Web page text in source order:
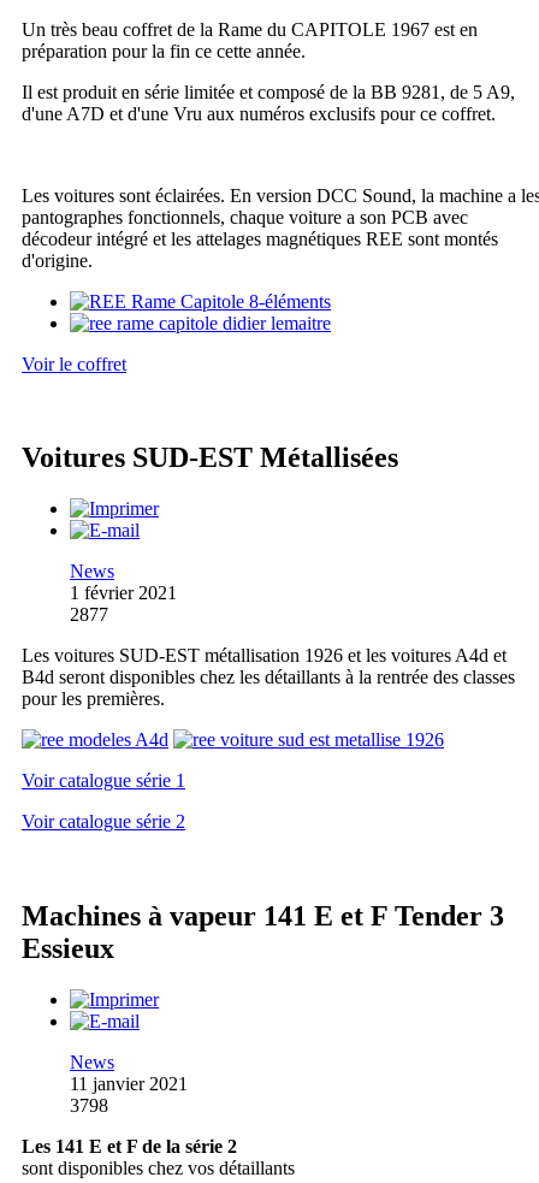
Un très beau coffret de la Rame du CAPITOLE 1967 est en
préparation pour la fin ce cette année.
Il est produit en série limitée et composé de la BB 9281, de 5 A9,
d'une A7D et d'une Vru aux numéros exclusifs pour ce coffret.
Les voitures sont éclairées. En version DCC Sound, la machine a
pantographes fonctionnels, chaque voiture a son PCB avec
décodeur intégré et les attelages magnétiques REE sont montés
d'origine.
Voir le coffret
Voitures SUD-EST Métallisées
News
1 février 2021
2877
Les voitures SUD-EST métallisation 1926 et les voitures A4d et
B4d seront disponibles chez les détaillants à la rentrée des classes
pour les premières.
Voir catalogue série 1
Voir catalogue série 2
Machines à vapeur 141 E et F Tender 3
Essieux
News
11 janvier 2021
3798
Les 141 E et F de la série 2
sont disponibles chez vos détaillants